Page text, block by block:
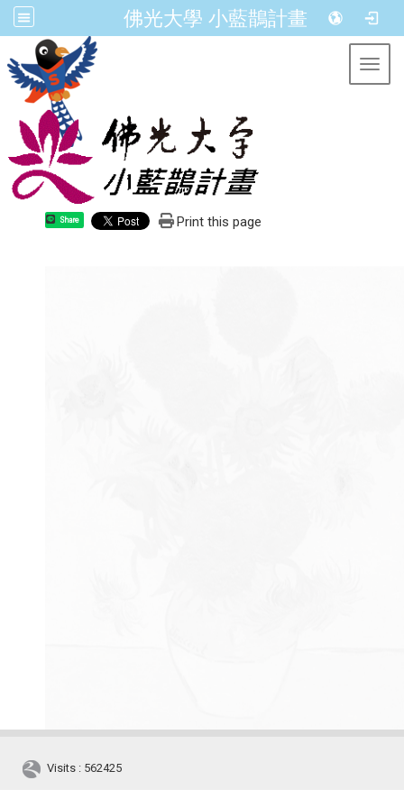
佛光大學 小藍鵲計畫
Share Print this page
Visits : 562425